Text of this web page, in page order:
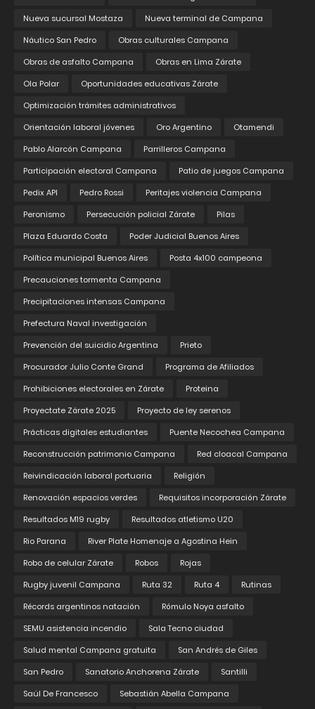
Nueva sucursal Mostaza
Nueva terminal de Campana
Náutico San Pedro
Obras culturales Campana
Obras de asfalto Campana
Obras en Lima Zárate
Ola Polar
Oportunidades educativas Zárate
Optimización trámites administrativos
Orientación laboral jóvenes
Oro Argentino
Otamendi
Pablo Alarcón Campana
Parrilleros Campana
Participación electoral Campana
Patio de juegos Campana
Pedix API
Pedro Rossi
Peritajes violencia Campana
Peronismo
Persecución policial Zárate
Pilas
Plaza Eduardo Costa
Poder Judicial Buenos Aires
Política municipal Buenos Aires
Posta 4x100 campeona
Precauciones tormenta Campana
Precipitaciones intensas Campana
Prefectura Naval investigación
Prevención del suicidio Argentina
Prieto
Procurador Julio Conte Grand
Programa de Afiliados
Prohibiciones electorales en Zárate
Proteina
Proyectate Zárate 2025
Proyecto de ley serenos
Prácticas digitales estudiantes
Puente Necochea Campana
Reconstrucción patrimonio Campana
Red cloacal Campana
Reivindicación laboral portuaria
Religión
Renovación espacios verdes
Requisitos incorporación Zárate
Resultados M19 rugby
Resultados atletismo U20
Rio Parana
River Plate Homenaje a Agostina Hein
Robo de celular Zárate
Robos
Rojas
Rugby juvenil Campana
Ruta 32 Ruta 4
Rutinas
Récords argentinos natación
Rómulo Noya asfalto
SEMU asistencia incendio
Sala Tecno ciudad
Salud mental Campana gratuita
San Andrés de Giles
San Pedro
Sanatorio Anchorena Zárate
Santilli
Saúl De Francesco
Sebastián Abella Campana